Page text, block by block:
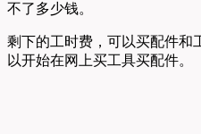
不了多少钱。
剩下的工时费，可以买配件和
以开始在网上买工具买配件。